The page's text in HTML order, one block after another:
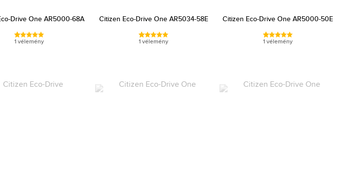
Drive One AR5000-68A
1 vélemény
Citizen Eco-Drive One AR5034-58E
1 vélemény
Citizen Eco-Drive One AR5000-50E
1 vélemény